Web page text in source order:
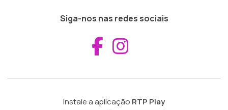
Siga-nos nas redes sociais
Aceder ao
Instale a aplicação RTP Play